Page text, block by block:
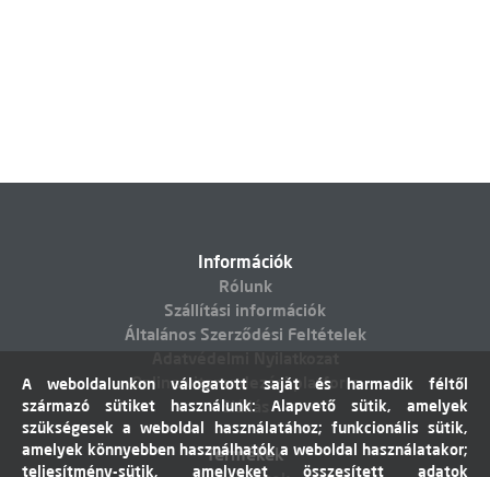
Információk
Rólunk
Szállítási információk
Általános Szerződési Feltételek
Online vitarendezési platform
Elállás
Termékek
A weboldalunkon válogatott saját és harmadik féltől
származó sütiket használunk: Alapvető sütik, amelyek
szükségesek a weboldal használatához; funkcionális sütik,
amelyek könnyebben használhatók a weboldal használatakor;
teljesítmény-sütik, amelyeket összesített adatok